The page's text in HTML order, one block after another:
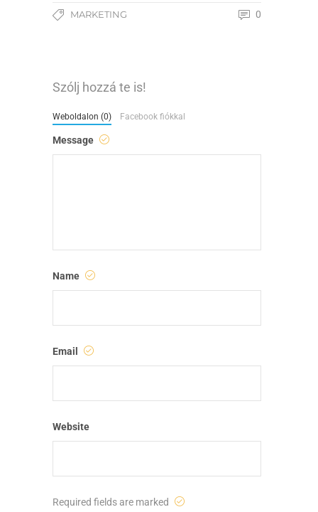
MARKETING 0
Szólj hozzá te is!
Weboldalon (0) Facebook fiókkal
Message
Name
Email
Website
Required fields are marked